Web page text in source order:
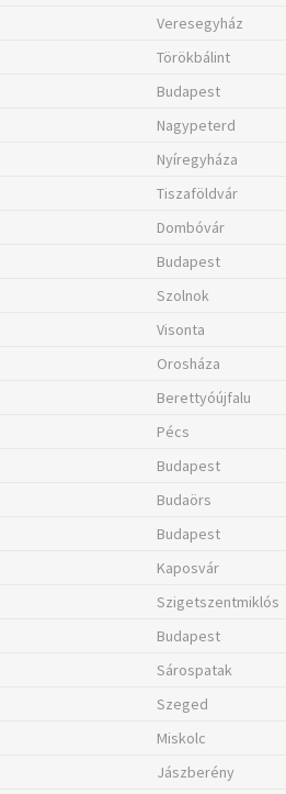
Veresegyház
Törökbálint
Budapest
Nagypeterd
Nyíregyháza
Tiszaföldvár
Dombóvár
Budapest
Szolnok
Visonta
Orosháza
Berettyóújfalu
Pécs
Budapest
Budaörs
Budapest
Kaposvár
Szigetszentmiklós
Budapest
Sárospatak
Szeged
Miskolc
Jászberény